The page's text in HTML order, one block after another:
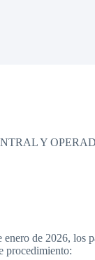
Y
de 2026, los
procedimiento: